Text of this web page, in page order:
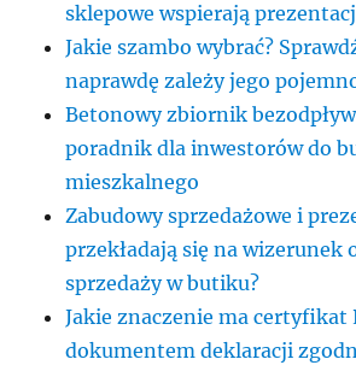
sklepowe wspierają
Jakie szambo wybrać?
naprawdę zależy jego
Betonowy zbiornik
poradnik dla inwestorów do
mieszkalnego
Zabudowy sprzedażowe i
przekładają się na wizerunek
sprzedaży w butiku?
Jakie znaczenie ma certyfikat
dokumentem deklaracji